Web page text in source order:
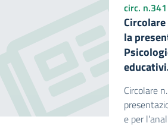
circ. n.341
la
Circolare
e per